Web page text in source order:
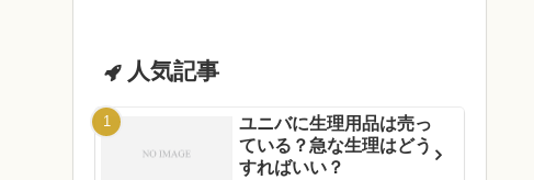
人気記事
ユニバに生理用品は売っ
ている？急な生理はどう
すればいい？